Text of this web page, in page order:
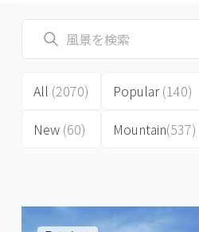
All (2070)
New (60)
Popular(140)
Mountain(537)